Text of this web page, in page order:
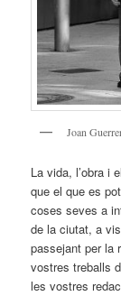
Joan
La vida, l’obra i
que el que es
coses seves a
de la ciutat, a
passejant per la
vostres treballs
les vostres